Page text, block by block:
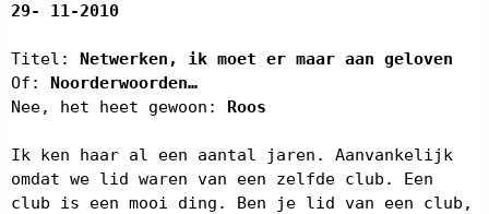
Projecten
Biografie
Agenda
In de pers
Contact
29- 11-2010
Titel: Netwerken, ik moet er maar aan geloven
Of: Noorderwoorden…
Nee, het heet gewoon: Roos
Ik ken haar al een aantal jaren. Aanvankelijk
omdat we lid waren van een zelfde club. Een
club is een mooi ding. Ben je lid van een club,